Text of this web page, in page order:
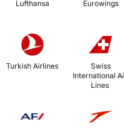
Lufthansa Eurowings
Turkish Airlines
International
Lines